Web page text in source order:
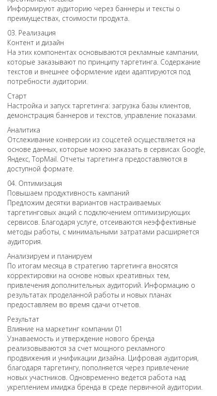
Информируют аудиторию через баннеры и тексты о
преимуществах, стоимости продукта.
03. Реализация
Контент и дизайн
На этих компонентах основываются рекламные кампании,
которые заказывают по принципу таргетинга. Содержание
текстов и внешнее оформление идеи адаптируются под
потребности аудитории.
Старт
Настройка и запуск таргетинга: загрузка базы клиентов,
демонстрация баннеров и текстов, управление показами.
Аналитика
Отслеживание конверсии из соцсетей осуществляется на
основе данных, которые можно заказать в сервисах Google,
Яндекс, TopMail. Отчеты таргетинга предоставляются в
доступной формате.
04. Оптимизация
Повышаем продуктивность кампаний
Предложим десятки вариантов настраиваемых
таргетинговых акций с подключением оптимизирующих
сервисов. Благодаря услуге, отсеиваются неэффективные
методы работы, с минимальными затратами расширяется
аудитория.
Анализируем и планируем
По итогам месяца в стратегию таргетинга вносятся
корректировки на основе новых креативных тем,
привлечения дополнительных аудиторий. Информацию о
результатах проделанной работы и новых планах
предоставляем во время сдачи отчетов.
Результат
Влияние на маркетинг компании 01
Узнаваемость и утверждение нового бренда
реализовываются за счет мощного рекламного
продвижения и унификации дизайна. Цифровая аудитория,
благодаря таргетингу, пополняется через привлечение
новых участников. Одновременно ведется работа над
укреплением имиджа бренда в среде первичной аудитории.